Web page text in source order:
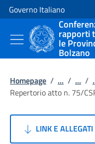
Vai al contenuto
Vai alla navigazione del sito
Governo Italiano
rapporti
le
Bolzano
Homepage / ... / ... /
Repertorio atto n. 75/
LINK E ALLEGATI